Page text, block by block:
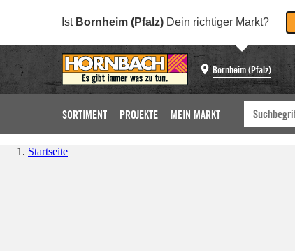
Ist Bornheim (Pfalz) Dein richtiger Markt?
Bornheim (Pfalz)
SORTIMENT PROJEKTE MEIN MARKT
Startseite